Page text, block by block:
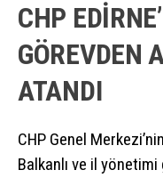
CHP
GÖREVDEN
ATANDI
CHP Genel
Balkanlı ve il yönetimi